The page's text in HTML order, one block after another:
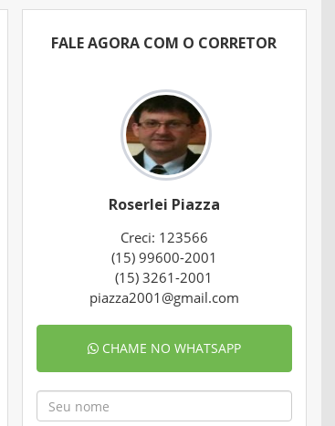
FALE AGORA COM O CORRETOR
Roserlei Piazza
Creci: 123566
(15) 99600-2001
(15) 3261-2001
piazza2001@gmail.com
CHAME NO WHATSAPP